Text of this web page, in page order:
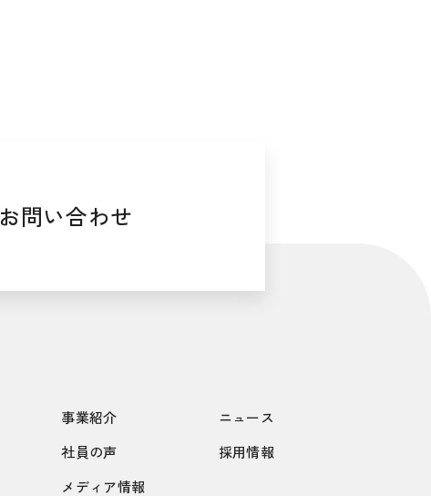
お問い合わせ
事業紹介
社員の声
メディア情報
ニュース
採用情報